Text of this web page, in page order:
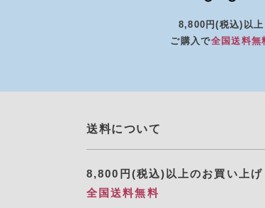
8,800円(税込)以上
ご購入で全国送料無
送料について
8,800円(税込)以上のお買い上げ
全国送料無料